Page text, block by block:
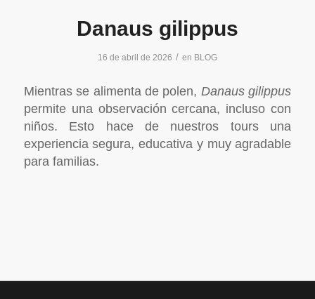
Danaus gilippus
16 de abril de 2026 / en BLOG
Mientras se alimenta de polen, Danaus gilippus
permite una observación cercana, incluso con
niños. Esto hace de nuestros tours una
experiencia segura, educativa y muy agradable
para familias.